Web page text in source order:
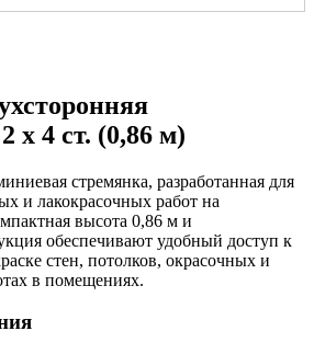
x 4 ст. (0,86 м)
стремянка, разработанная для
и лакокрасочных работ на
высота 0,86 м и
обеспечивают удобный доступ к
стен, потолков, окрасочных и
в помещениях.